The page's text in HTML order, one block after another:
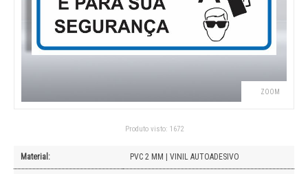
ZOOM
Produto visto: 1672
Material: PVC 2 MM | VINIL AUTOADESIVO